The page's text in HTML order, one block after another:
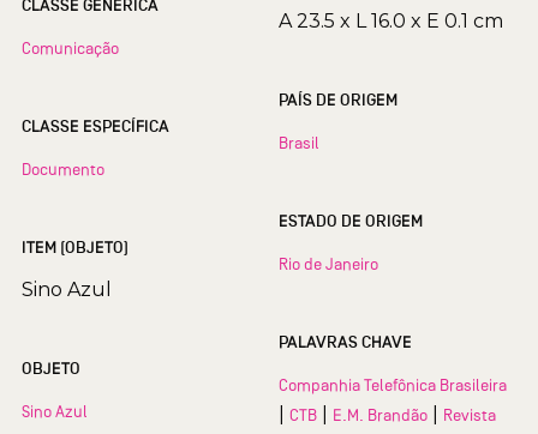
CLASSE GENÉRICA
Comunicação
CLASSE ESPECÍFICA
Documento
ITEM (OBJETO)
Sino Azul
OBJETO
Sino Azul
A 23.5 x L 16.0 x E 0.1 cm
PAÍS DE ORIGEM
Brasil
ESTADO DE ORIGEM
Rio de Janeiro
PALAVRAS CHAVE
Companhia Telefônica Brasileira
CTB E.M. Brandão
Revista